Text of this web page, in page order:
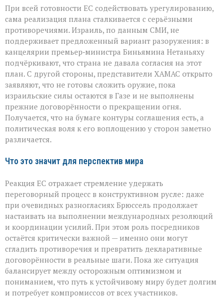
При всей готовности ЕС содействовать урегулированию,
сама реализация плана сталкивается с серьёзными
противоречиями. Израиль, по данным СМИ, не
поддерживает предложенный вариант разоружения: в
канцелярии премьер‑министра Биньямина Нетаньяху
подчёркивают, что страна не давала согласия на этот
план. С другой стороны, представители ХАМАС открыто
заявляют, что не готовы сложить оружие, пока
израильские силы остаются в Газе и не выполнены
прежние договорённости о прекращении огня.
Получается, что на бумаге контуры соглашения есть, а
политическая воля к его воплощению у сторон заметно
различается.
Что это значит для перспектив мира
Реакция ЕС отражает стремление удержать
переговорный процесс в конструктивном русле: даже
при очевидных разногласиях Брюссель продолжает
настаивать на выполнении международных резолюций
и координации усилий. При этом роль посредников
остаётся критически важной — именно они могут
сгладить противоречия и превратить декларативные
договорённости в реальные шаги. Пока же ситуация
балансирует между осторожным оптимизмом и
пониманием, что путь к устойчивому миру будет долгим
и потребует компромиссов от всех участников.